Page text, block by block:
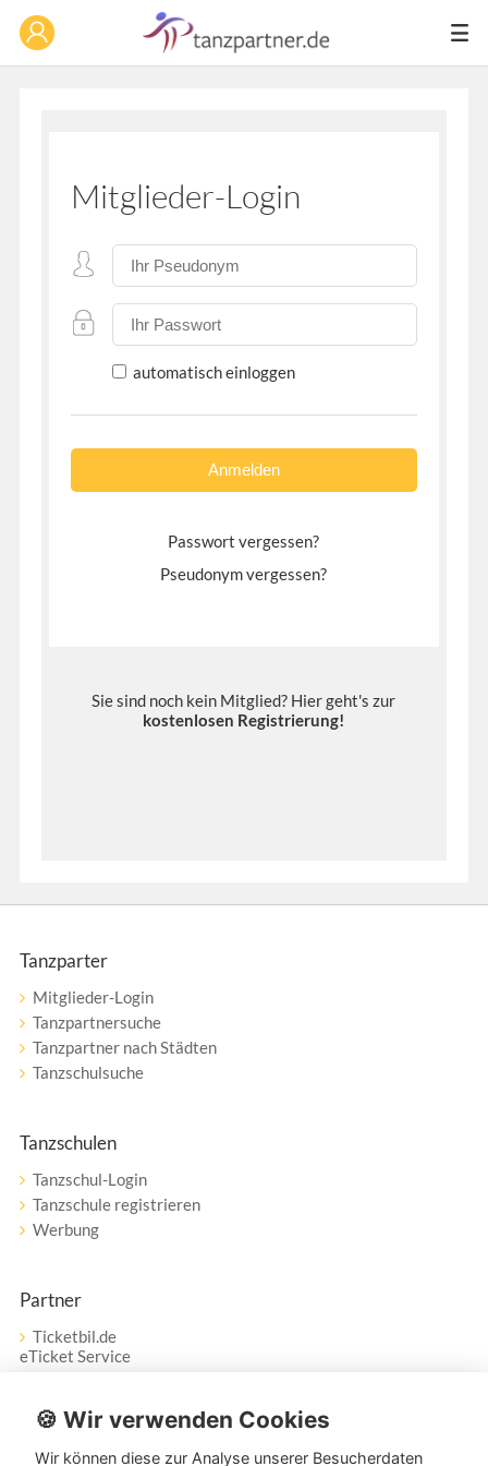
Mitglieder-Login
automatisch einloggen
Passwort vergessen?
Pseudonym vergessen?
Sie sind noch kein Mitglied? Hier geht's zur
kostenlosen Registrierung!
Tanzparter
Mitglieder-Login
Tanzpartnersuche
Tanzpartner nach Städten
Tanzschulsuche
Tanzschulen
Tanzschul-Login
Tanzschule registrieren
Werbung
Partner
Ticketbil.de
eTicket Service
Vertrag widerrufen
🍪 Wir verwenden Cookies
Wir können diese zur Analyse unserer Besucherdaten